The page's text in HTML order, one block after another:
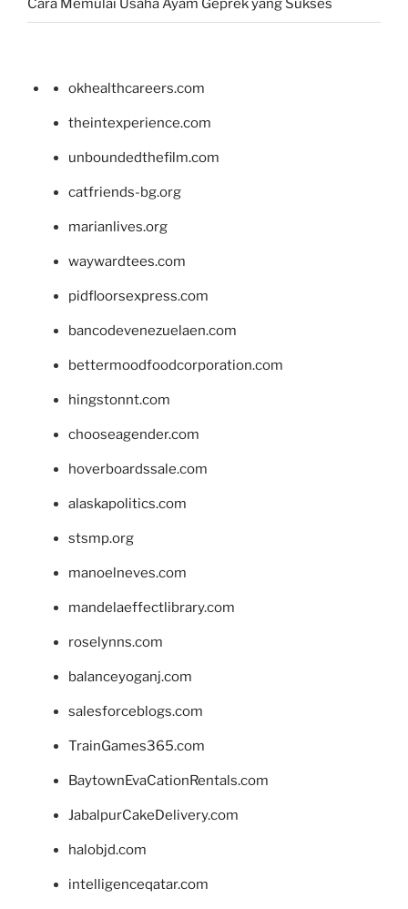
Cara Memulai Usaha Ayam Geprek yang Sukses
okhealthcareers.com
theintexperience.com
unboundedthefilm.com
catfriends-bg.org
marianlives.org
waywardtees.com
pidfloorsexpress.com
bancodevenezuelaen.com
bettermoodfoodcorporation.com
hingstonnt.com
chooseagender.com
hoverboardssale.com
alaskapolitics.com
stsmp.org
manoelneves.com
mandelaeffectlibrary.com
roselynns.com
balanceyoganj.com
salesforceblogs.com
TrainGames365.com
BaytownEvaCationRentals.com
JabalpurCakeDelivery.com
halobjd.com
intelligenceqatar.com